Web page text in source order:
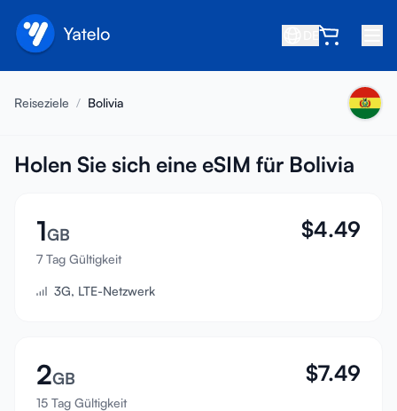
Über uns
Freund empfehlen
Partner werden
Hilfezentrum
Support
Gerätekompatibilität
Reiseziele / Bolivia
Holen Sie sich eine eSIM für Bolivia
1GB
7 Tag Gültigkeit
$4.49
3G, LTE-Netzwerk
2GB
15 Tag Gültigkeit
$7.49